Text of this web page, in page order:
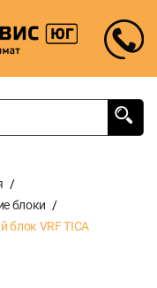
блоки
блок VRF TICA